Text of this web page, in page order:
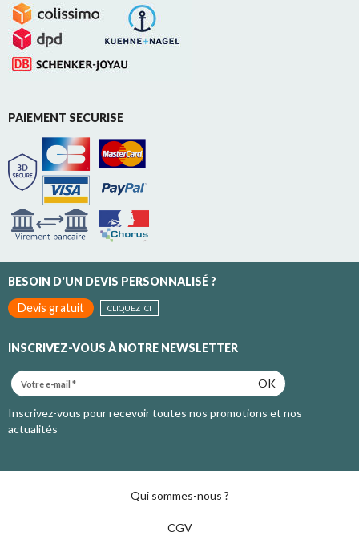
PAIEMENT SECURISE
BESOIN D'UN DEVIS PERSONNALISÉ ?
Devis gratuit
CLIQUEZ ICI
INSCRIVEZ-VOUS À NOTRE NEWSLETTER
OK
Inscrivez-vous pour recevoir toutes nos promotions et nos
actualités
Qui sommes-nous ?
CGV